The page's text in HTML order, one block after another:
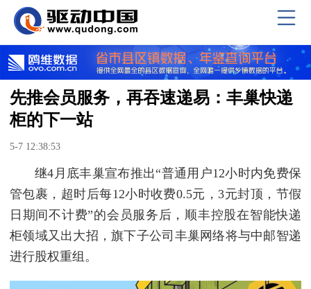
先推会员服务，再吞速递易：丰巢快递
柜的下一站
5-7 12:38:53
继4月底丰巢宣布推出“普通用户12小时内免费保
管包裹，超时后每12小时收费0.5元，3元封顶，节假
日期间不计费”的会员服务后，顺丰控股在智能快递
柜领域又出大招，旗下子公司丰巢网络将与中邮智递
进行股权重组。